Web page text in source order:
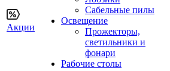
Акции
Сабельные пилы
Освещение
Прожекторы,
светильники и
фонари
Рабочие столы